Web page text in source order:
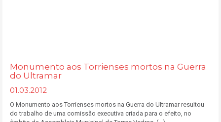
Monumento aos Torrienses mortos na Guerra
do Ultramar
01.03.2012
O Monumento aos Torrienses mortos na Guerra do Ultramar resultou
do trabalho de uma comissão executiva criada para o efeito, no